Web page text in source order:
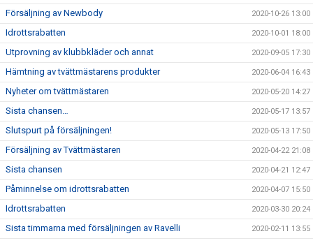
Försäljning av Newbody 2020-10-26 13:00
Idrottsrabatten 2020-10-01 18:00
Utprovning av klubbkläder och annat 2020-09-05 17:30
Hämtning av tvättmästarens produkter 2020-06-04 16:43
Nyheter om tvättmästaren 2020-05-20 14:27
Sista chansen… 2020-05-17 13:57
Slutspurt på försäljningen! 2020-05-13 17:50
Försäljning av Tvättmästaren 2020-04-22 21:08
Sista chansen 2020-04-21 12:47
Påminnelse om idrottsrabatten 2020-04-07 15:50
Idrottsrabatten 2020-03-30 20:24
Sista timmarna med försäljningen av Ravelli 2020-02-11 13:55